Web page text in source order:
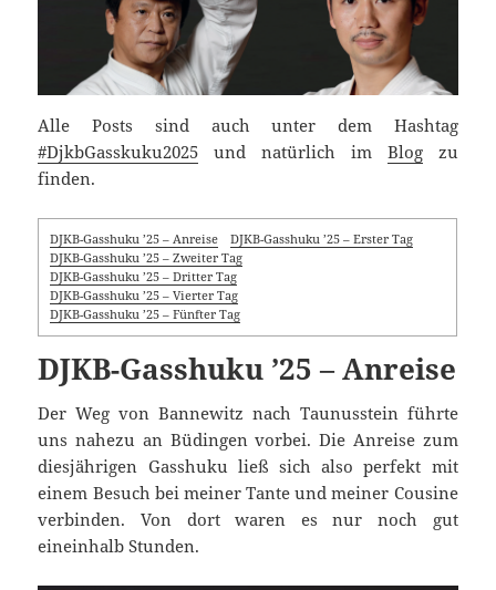
Alle Posts sind auch unter dem Hashtag
#DjkbGasskuku2025 und natürlich im Blogzu
finden.
DJKB-Gasshuku ’25 – Anreise
DJKB-Gasshuku ’25 – Erster Tag
DJKB-Gasshuku ’25 – Zweiter Tag
DJKB-Gasshuku ’25 – Dritter Tag
DJKB-Gasshuku ’25 – Vierter Tag
DJKB-Gasshuku ’25 – Fünfter Tag
DJKB-Gasshuku ’25 – Anreise
Der Weg von Bannewitz nach Taunusstein führte
uns nahezu an Büdingen vorbei. Die Anreise zum
diesjährigen Gasshuku ließ sich also perfekt mit
einem Besuch bei meiner Tante und meiner Cousine
verbinden. Von dort waren es nur noch gut
eineinhalb Stunden.